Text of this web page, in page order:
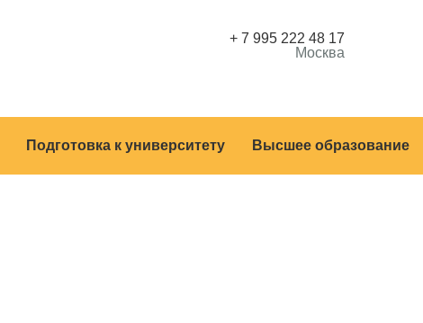
+ 7 995 222 48 17
Москва
Подготовка к университету Высшее образование